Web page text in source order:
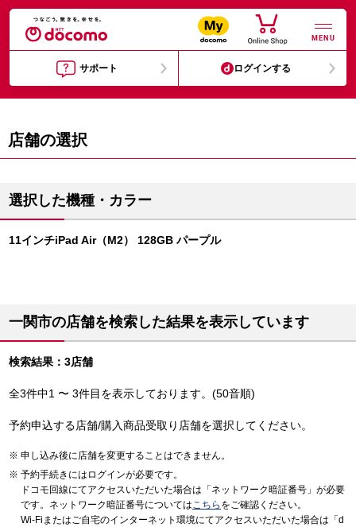
MENU
サポート ログインする
店舗の選択
選択した機種・カラー
11インチiPad Air（M2） 128GB パープル
一関市の店舗を検索した結果を表示しています
検索結果：3店舗
全3件中1 〜 3件目を表示しております。(50音順)
予約申込する店舗/購入商品受取り店舗を選択してください。
申し込み後に店舗を変更することはできません。
予約手続きにはログインが必要です。
ドコモ回線にてアクセスいただいた場合は「ネットワーク暗証番号」が必要
です。ネットワーク暗証番号についてはこちら をご確認ください。
Wi-Fiまたはご自宅のインターネット環境にてアクセスいただいた場合は「d